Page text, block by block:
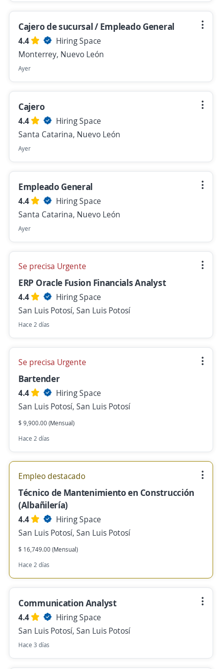
Cajero de sucursal / Empleado General
4.4
Hiring Space
Monterrey, Nuevo León
Ayer
Cajero
4.4
Hiring Space
Santa Catarina, Nuevo León
Ayer
Empleado General
4.4
Hiring Space
Santa Catarina, Nuevo León
Ayer
Se precisa Urgente
ERP Oracle Fusion Financials Analyst
4.4
Hiring Space
San Luis Potosí, San Luis Potosí
Hace 2 días
Se precisa Urgente
Bartender
4.4
Hiring Space
San Luis Potosí, San Luis Potosí
$ 9,900.00 (Mensual)
Hace 2 días
Empleo destacado
Técnico de Mantenimiento en Construcción
(Albañilería)
4.4
Hiring Space
San Luis Potosí, San Luis Potosí
$ 16,749.00 (Mensual)
Hace 2 días
Communication Analyst
4.4
Hiring Space
San Luis Potosí, San Luis Potosí
Hace 3 días